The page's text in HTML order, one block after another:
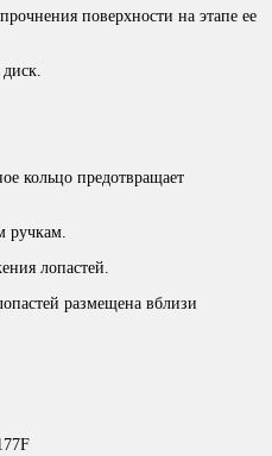
поверхности на этапе ее
кольцо предотвращает
ручкам.
лопастей.
размещена вблизи